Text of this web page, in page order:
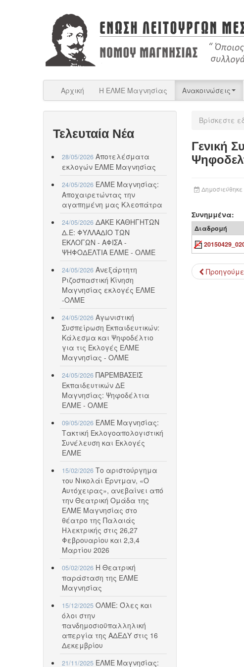
Αρχική Η ΕΛΜΕ Μαγνησίας Ανακοινώσεις
Τελευταία Νέα
28/05/2026 Αποτελέσματα
εκλογών ΕΛΜΕ Μαγνησίας
24/05/2026 ΕΛΜΕ Μαγνησίας:
Αποχαιρετώντας την
αγαπημένη μας Κλεοπάτρα
24/05/2026 ΔΑΚΕ ΚΑΘΗΓΗΤΩΝ
Δ.Ε: ΦΥΛΛΑΔΙΟ ΤΩΝ
ΕΚΛΟΓΩΝ - ΑΦΙΣΑ -
ΨΗΦΟΔΕΛΤΙΑ ΕΛΜΕ - ΟΛΜΕ
24/05/2026 Ανεξάρτητη
Ριζοσπαστική Κίνηση
Μαγνησίας εκλογές ΕΛΜΕ
-ΟΛΜΕ
24/05/2026 Αγωνιστική
Συσπείρωση Εκπαιδευτικών:
Κάλεσμα και Ψηφοδέλτιο
για τις Εκλογές ΕΛΜΕ
Μαγνησίας - ΟΛΜΕ
24/05/2026 ΠΑΡΕΜΒΑΣΕΙΣ
Εκπαιδευτικών ΔΕ
Μαγνησίας: Ψηφοδέλτια
ΕΛΜΕ - ΟΛΜΕ
09/05/2026 ΕΛΜΕ Μαγνησίας:
Τακτική Εκλογοαπολογιστική
Συνέλευση και Εκλογές
ΕΛΜΕ
15/02/2026 Το αριστούργημα
του Νικολάι Έρντμαν, «Ο
Αυτόχειρας», ανεβαίνει από
την Θεατρική Ομάδα της
ΕΛΜΕ Μαγνησίας στο
θέατρο της Παλαιάς
Ηλεκτρικής στις 26,27
Φεβρουαρίου και 2,3,4
Μαρτίου 2026
05/02/2026 Η Θεατρική
παράσταση της ΕΛΜΕ
Μαγνησίας
15/12/2025 ΟΛΜΕ: Όλες και
όλοι στην
πανδημοσιοϋπαλληλική
απεργία της ΑΔΕΔΥ στις 16
Δεκεμβρίου
21/11/2025 ΕΛΜΕ Μαγνησίας:
Βρίσκεστε
Γενική
Δημοσιεύθηκε
Συνημμένα:
Διαδρομή